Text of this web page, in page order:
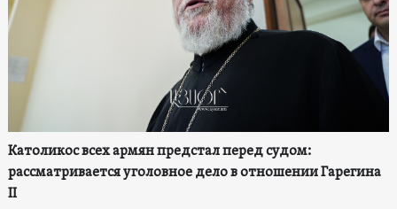
Католикос всех армян предстал перед судом:
рассматривается уголовное дело в отношении Гарегина
II